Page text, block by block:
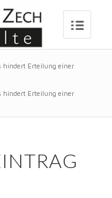
Erteilung einer
Erteilung einer